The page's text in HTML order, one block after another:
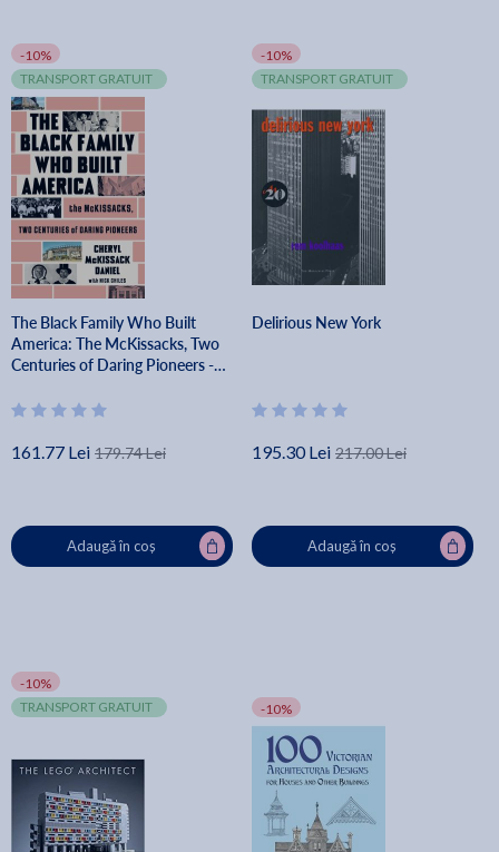
-10%
TRANSPORT GRATUIT
The Black Family Who Built
America: The McKissacks, Two
Centuries of Daring Pioneers -
161.77 Lei 179.74 Lei
Adaugă în coș
-10%
TRANSPORT GRATUIT
Delirious New York
195.30 Lei 217.00 Lei
Adaugă în coș
-10%
TRANSPORT GRATUIT
-10%